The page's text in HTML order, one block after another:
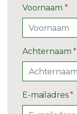
Voornaam *
Achternaam*
E-mailadres*